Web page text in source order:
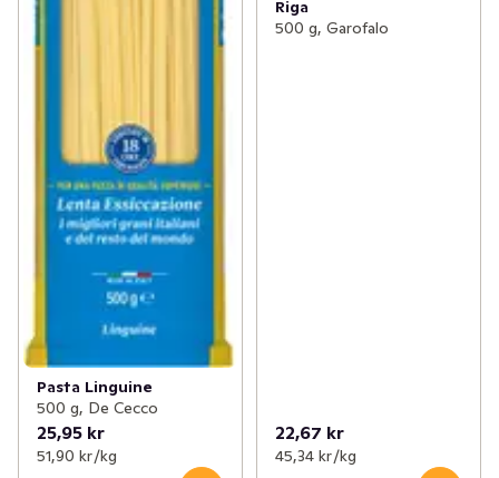
Pasta Linguine
500 g, De Cecco
25,95 kr
51,90 kr /kg
Riga
500 g, Garofalo
22,67 kr
45,34 kr /kg